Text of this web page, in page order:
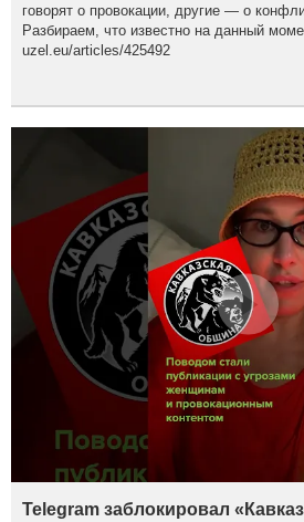
говорят о провокации, другие — о
Разбираем, что известно на данный
uzel.eu/articles/425492
Telegram заблокировал